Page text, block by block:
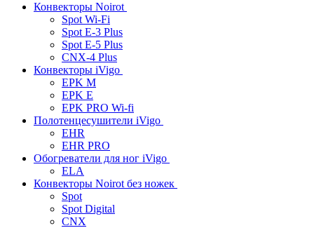
Конвекторы Noirot
Spot Wi-Fi
Spot E-3 Plus
Spot E-5 Plus
CNX-4 Plus
Конвекторы iVigo
EPK M
EPK E
EPK PRO Wi-fi
Полотенцесушители iVigo
EHR
EHR PRO
Обогреватели для ног iVigo
ELA
Конвекторы Noirot без ножек
Spot
Spot Digital
CNX